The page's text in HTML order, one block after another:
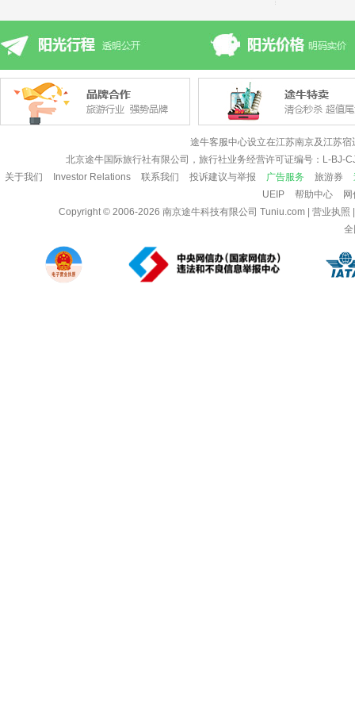
途牛客服中心设立在江苏南京及江苏
北京途牛国际旅行社有限公司，旅行社业务经营许可证编号：L-
关于我们
Investor Relations 联系我们 投诉建议与举报 广告服务 旅游券
UEIP
帮助中心
Copyright © 2006-2026南京途牛科技有限公司 Tuniu.com |营业执照